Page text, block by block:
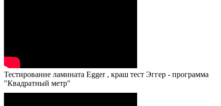
Тестирование ламината Egger , краш тест Эггер - программа
"Квадратный метр"